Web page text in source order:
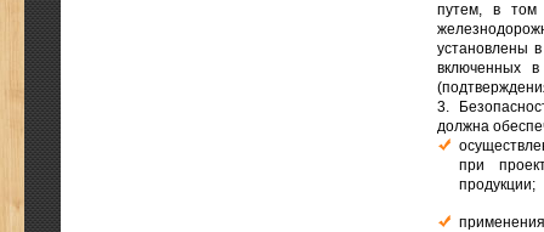
путем, в том
установлены
включенных
3.
должна
при
продукции;